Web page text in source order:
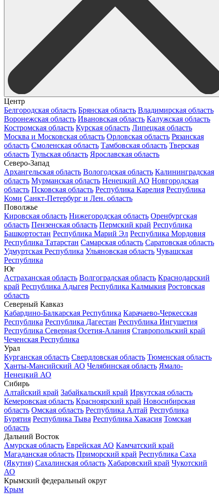
Центр
Белгородская область Брянская область Владимирская область
Воронежская область Ивановская область Калужская область
Костромская область Курская область Липецкая область
Москва и Московская область Орловская область Рязанская
область Смоленская область Тамбовская область Тверская
область Тульская область Ярославская область
Северо-Запад
Архангельская область Вологодская область Калининградская
область Мурманская область Ненецкий АО Новгородская
область Псковская область Республика Карелия Республика
Коми Санкт-Петербург и Лен. область
Поволжье
Кировская область Нижегородская область Оренбургская
область Пензенская область Пермский край Республика
Башкортостан Республика Марий Эл Республика Мордовия
Республика Татарстан Самарская область Саратовская область
Удмуртская Республика Ульяновская область Чувашская
Республика
Юг
Астраханская область Волгоградская область Краснодарский
край Республика Адыгея Республика Калмыкия Ростовская
область
Северный Кавказ
Кабардино-Балкарская Республика Карачаево-Черкесская
Республика Республика Дагестан Республика Ингушетия
Республика Северная Осетия-Алания Ставропольский край
Чеченская Республика
Урал
Курганская область Свердловская область Тюменская область
Ханты-Мансийский АО Челябинская область Ямало-
Ненецкий АО
Сибирь
Алтайский край Забайкальский край Иркутская область
Кемеровская область Красноярский край Новосибирская
область Омская область Республика Алтай Республика
Бурятия Республика Тыва Республика Хакасия Томская
область
Дальний Восток
Амурская область Еврейская АО Камчатский край
Магаданская область Приморский край Республика Саха
(Якутия) Сахалинская область Хабаровский край Чукотский
АО
Крымский федеральный округ
Крым